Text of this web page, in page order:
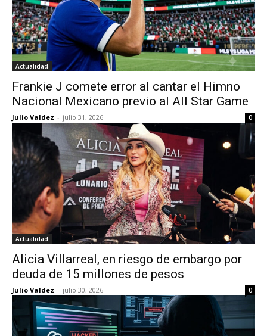
Actualidad
Frankie J comete error al cantar el Himno
Nacional Mexicano previo al All Star Game
Julio Valdez - julio 31, 2026 0
Actualidad
Alicia Villarreal, en riesgo de embargo por
deuda de 15 millones de pesos
Julio Valdez - julio 30, 2026 0